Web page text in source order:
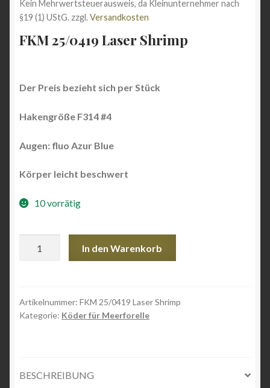
Kein Mehrwertsteuerausweis, da Kleinunternehmer nach
§19 (1) UStG. zzgl.Versandkosten
FKM 25/0419 Laser Shrimp
Der Preis bezieht sich per Stück
Hakengröße F314 #4
Augen: fluo Azur Blue
Körper leicht beschwert
10 vorrätig
Menge
In den Warenkorb
Artikelnummer: FKM 25/0419 Laser Shrimp
Kategorie: Köder für Meerforelle
BESCHREIBUNG